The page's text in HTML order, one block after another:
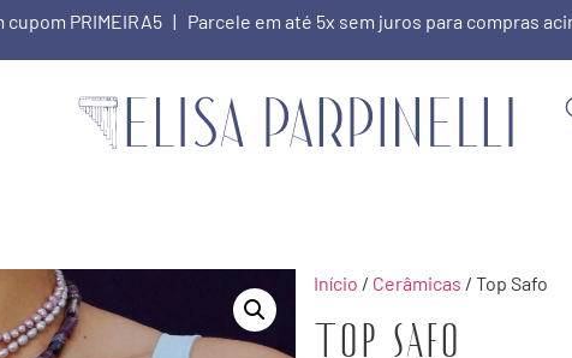
PRIMEIRA5 | Parcele em até 5x sem juros para compras
Início / Cerâmicas / Top Safo
Top Safo